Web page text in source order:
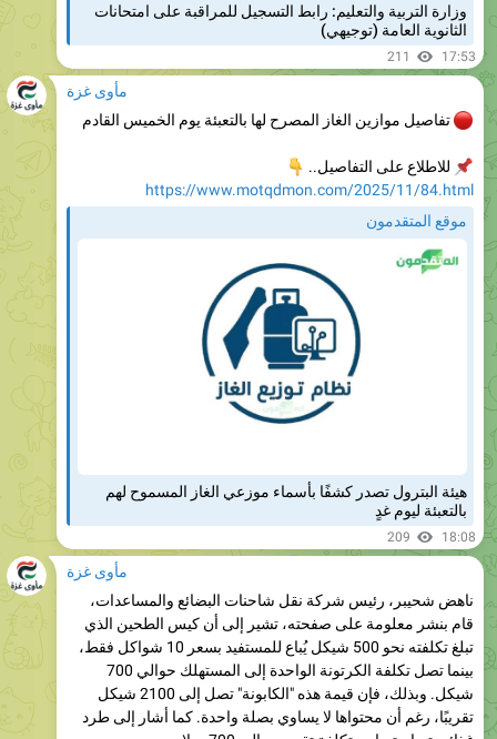
211 17:53
مأوى غزة
تفاصيل موازين الغاز المصرح لها بالتعبئة يوم الخميس القادم
للاطلاع على التفاصيل..
👇
موقع المتقدمون
209 18:08
مأوى غزة
ناهض شحيبر، رئيس شركة نقل شاحنات البضائع والمساعدات،
قام بنشر معلومة على صفحته، تشير إلى أن كيس الطحين الذي
تبلغ تكلفته نحو 500 شيكل يُباع للمستفيد بسعر 10 شواكل فقط،
بينما تصل تكلفة الكرتونة الواحدة إلى المستهلك حوالي 700
شيكل. وبذلك، فإن قيمة هذه "الكابونة" تصل إلى 2100 شيكل
تقريبًا، رغم أن محتواها لا يساوي بصلة واحدة. كما أشار إلى طرد
غذائي تم استيراده بتكلفة تقدر بحوالي 700 دولار.
203 18:13